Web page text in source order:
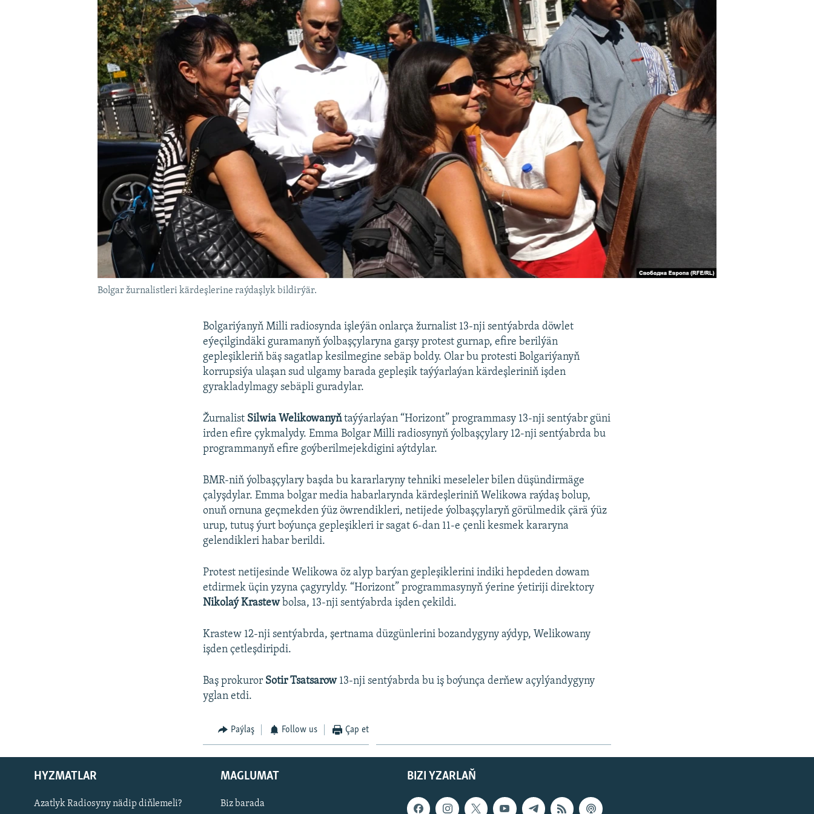
Русский
Bolgar žurnalistleri kärdeşlerine raýdaşlyk bildirýär.
Bolgariýanyň Milli radiosynda işleýän onlarça žurnalist 13-nji sentýabrda döwlet
eýeçilgindäki guramanyň ýolbaşçylaryna garşy protest gurnap, efire berilýän
gepleşikleriň bäş sagatlap kesilmegine sebäp boldy. Olar bu protesti Bolgariýanyň
korrupsiýa ulaşan sud ulgamy barada gepleşik taýýarlaýan kärdeşleriniň işden
gyrakladylmagy sebäpli guradylar.
Žurnalist Silwia Welikowanyňtaýýarlaýan “Horizont” programmasy 13-nji sentýabr güni
irden efire çykmalydy. Emma Bolgar Milli radiosynyň ýolbaşçylary 12-nji sentýabrda bu
programmanyň efire goýberilmejekdigini aýtdylar.
BMR-niň ýolbaşçylary başda bu kararlaryny tehniki meseleler bilen düşündirmäge
çalyşdylar. Emma bolgar media habarlarynda kärdeşleriniň Welikowa raýdaş bolup,
onuň ornuna geçmekden ýüz öwrendikleri, netijede ýolbaşçylaryň görülmedik çärä ýüz
urup, tutuş ýurt boýunça gepleşikleri ir sagat 6-dan 11-e çenli kesmek kararyna
gelendikleri habar berildi.
Protest netijesinde Welikowa öz alyp barýan gepleşiklerini indiki hepdeden dowam
etdirmek üçin yzyna çagyryldy. “Horizont” programmasynyň ýerine ýetiriji direktory
Nikolaý Krastewbolsa, 13-nji sentýabrda işden çekildi.
Krastew 12-nji sentýabrda, şertnama düzgünlerini bozandygyny aýdyp, Welikowany
işden çetleşdiripdi.
Baş prokuror Sotir Tsatsarow13-nji sentýabrda bu iş boýunça derňew açylýandygyny
yglan etdi.
Paýlaş Follow us Çap et
BIZI YZARLAŇ
HYZMATLAR
Azatlyk Radiosyny nädip diňlemeli?
MAGLUMAT
Biz barada